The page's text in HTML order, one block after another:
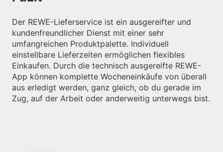
Der REWE-Lieferservice ist ein ausgereifter und
kundenfreundlicher Dienst mit einer sehr
umfangreichen Produktpalette. Individuell
einstellbare Lieferzeiten ermöglichen flexibles
Einkaufen. Durch die technisch ausgereifte REWE-
App können komplette Wocheneinkäufe von überall
aus erledigt werden, ganz gleich, ob du gerade im
Zug, auf der Arbeit oder anderweitig unterwegs bist.